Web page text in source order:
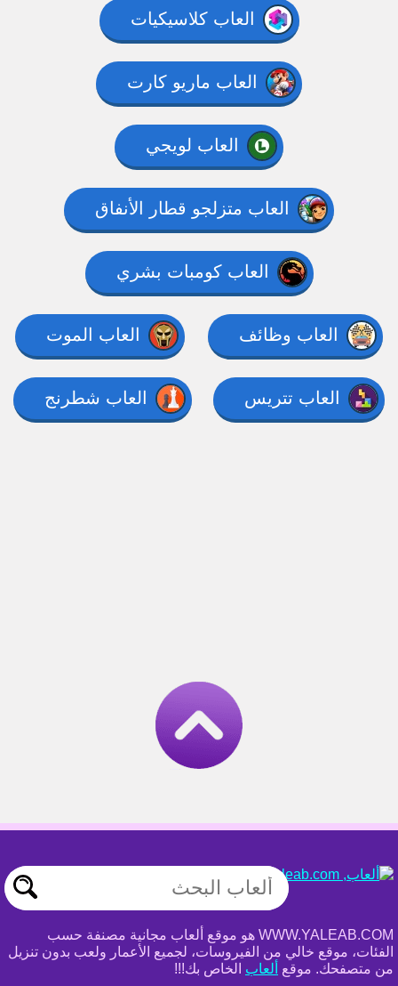
العاب كلاسيكيات
العاب ماريو كارت
العاب لويجي
العاب متزلجو قطار الأنفاق
العاب كومبات بشري
العاب وظائف العاب الموت
العاب تتريس العاب شطرنج
WWW.YALEAB.COM هو موقع ألعاب مجانية مصنفة حسب
الفئات، موقع خالي من الفيروسات، لجميع الأعمار ولعب بدون تنزيل
من متصفحك. موقع ألعاب الخاص بك!!!